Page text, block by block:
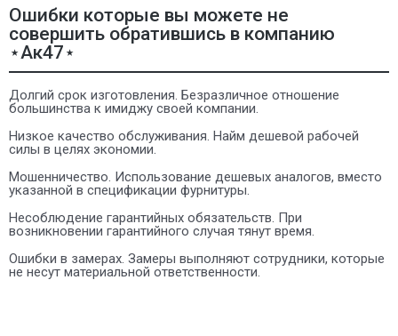
Ошибки которые вы можете не
совершить обратившись в компанию
⋆Ак47⋆
Долгий срок изготовления. Безразличное отношение
большинства к имиджу своей компании.
Низкое качество обслуживания. Найм дешевой рабочей
силы в целях экономии.
Мошенничество. Использование дешевых аналогов, вместо
указанной в спецификации фурнитуры.
Несоблюдение гарантийных обязательств. При
возникновении гарантийного случая тянут время.
Ошибки в замерах. Замеры выполняют сотрудники, которые
не несут материальной ответственности.